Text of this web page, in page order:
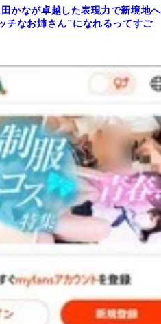
かなが卓越した表現力で新境地へ
チなお姉さん"になれるってすご